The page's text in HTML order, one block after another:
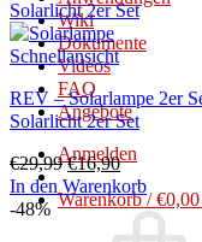
Wiki
Dokumente
Videos
FAQ
Angebote
Anmelden
Warenkorb /€0,00
Schnellansicht
REV – Solarlampe 2er
Solarlicht 2er Set
€29,99Ursprünglicher
Preis
war:
€29,99
€16,90Aktueller
Preis
ist:
€16,90.
In den Warenkorb
-48%